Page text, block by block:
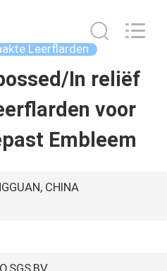
Leerflarden
In reliëf
voor
Embleem
CHINA